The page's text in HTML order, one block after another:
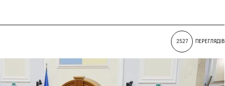
2527 ПЕРЕГЛЯДІВ